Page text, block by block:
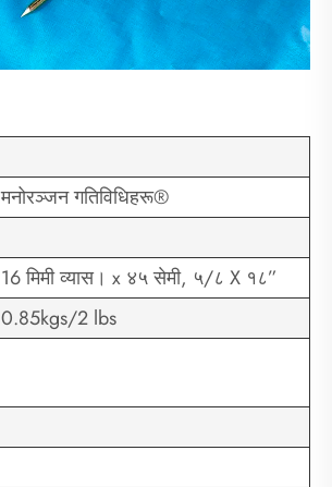
मनोरञ्जन गतिविधिहरू®
16 मिमी व्यास। x ४५ सेमी, ५/८ X १८”
0.85kgs/2 lbs